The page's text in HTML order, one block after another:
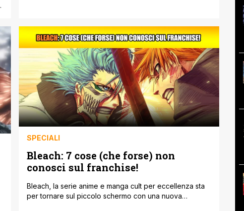
dimostra il record [']
SPECIALI
Bleach: 7 cose (che forse) non
conosci sul franchise!
Bleach, la serie anime e manga cult per eccellenza sta
per tornare sul piccolo schermo con una nuova